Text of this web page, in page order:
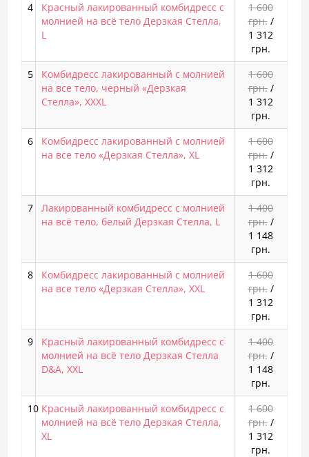
4
Красный лакированный комбидресс с
молнией на всё тело Дерзкая Стелла,
L
1 600
грн./
1 312
грн.
5
Комбидресс лакированный с молнией
на все тело, черный «Дерзкая
Стелла», XXXL
1 600
грн./
1 312
грн.
6
Комбидресс лакированный с молнией
на все тело «Дерзкая Стелла», XL
1 600
грн./
1 312
грн.
7
Лакированный комбидресс с молнией
на всё тело, белый Дерзкая Стелла, L
1 400
грн./
1 148
грн.
8
Комбидресс лакированный с молнией
на все тело «Дерзкая Стелла», XXL
1 600
грн./
1 312
грн.
9
Красный лакированный комбидресс с
молнией на всё тело Дерзкая Стелла
D&A, XXL
1 400
грн./
1 148
грн.
10 Красный лакированный комбидресс с
молнией на всё тело Дерзкая Стелла,
XL
1 600
грн./
1 312
грн.